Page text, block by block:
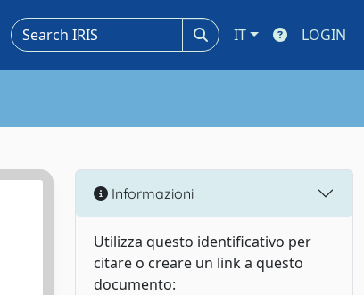
IT LOGIN
Informazioni
Utilizza questo identificativo per
citare o creare un link a questo
documento: